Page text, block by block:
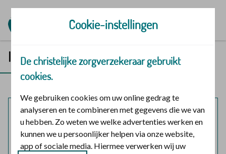
Inloggen in Mijn | Polis
Mijn polis
Inloggen voor mijzelf en eventuele meeverzekerde
gezinsleden.
Cookie-instellingen
De christelijke zorgverzekeraar gebruikt
cookies.
We gebruiken cookies om uw online gedrag te
analyseren en te combineren met gegevens die we van
u hebben. Zo weten we welke advertenties werken en
kunnen we u persoonlijker helpen via onze website,
app of sociale media. Hiermee verwerken wij uw